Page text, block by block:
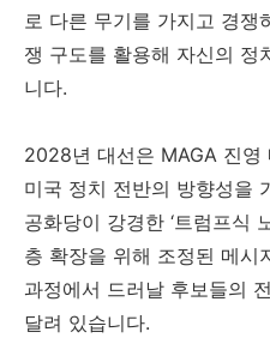
로 다른 무기를 가지고 경쟁
쟁 구도를 활용해 자신의 정
니다.
2028년 대선은 MAGA 진영
미국 정치 전반의 방향성을
공화당이 강경한 ‘트럼프식
층 확장을 위해 조정된 메시
과정에서 드러날 후보들의
달려 있습니다.